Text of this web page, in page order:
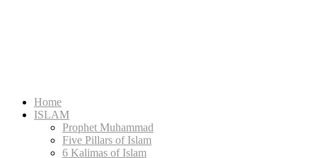
Home
ISLAM
Prophet Muhammad
Five Pillars of Islam
6 Kalimas of Islam